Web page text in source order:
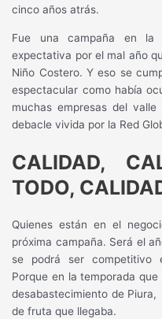
cinco años atrás.
Fue una campaña en la
expectativa por el mal año
Niño Costero. Y eso se
espectacular como había
muchas empresas del
debacle vivida por la Red
CALIDAD,
TODO,
Quienes están en el
próxima campaña. Será el
se podrá ser competitivo
Porque en la temporada
desabastecimiento de Piura,
de fruta que llegaba.